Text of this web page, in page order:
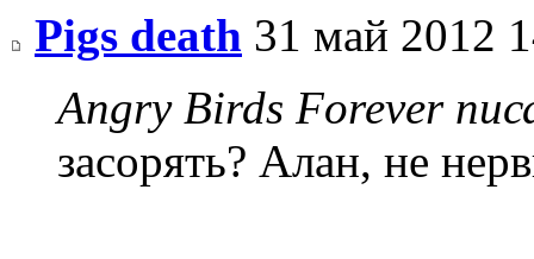
Pigs death 31 май 2012
Angry Birds Forever
засорять? Алан, не